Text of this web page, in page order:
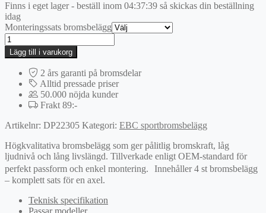
Finns i eget lager - beställ inom 04:37:39 så skickas din beställning
idag
Monteringssats bromsbelägg
EBC
Greenstuff
bromsbelägg
mängd
Lägg till i varukorg
2 års garanti på bromsdelar
Alltid pressade priser
50.000 nöjda kunder
Frakt 89:-
Artikelnr: DP22305 Kategori: EBC sportbromsbelägg
Högkvalitativa bromsbelägg som ger pålitlig bromskraft, låg
ljudnivå och lång livslängd. Tillverkade enligt OEM-standard för
perfekt passform och enkel montering. Innehåller 4 st bromsbelägg
– komplett sats för en axel.
Teknisk specifikation